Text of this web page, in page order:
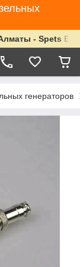
- Spets
генераторов